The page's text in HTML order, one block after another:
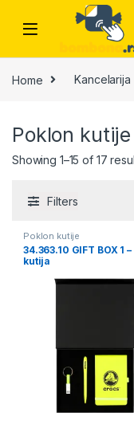
Skip to navigation
Home Kancelarija
Poklon kutije
Showing 1–15 of 17
Filters
Poklon kutije
34.363.10 GIFT BOX 1
kutija